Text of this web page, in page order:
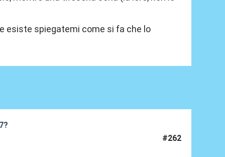
esiste spiegatemi come si fa che lo
#262